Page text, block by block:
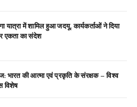
यात्रा में शामिल हुआ जदयू, कार्यकर्ताओं ने दिया
एकता का संदेश
भारत की आत्मा एवं प्रकृति के संरक्षक – विश्व
विशेष